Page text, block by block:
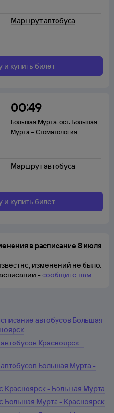
Маршрут автобуса
и купить билет
00:49
Большая Мурта, ост. Большая
Мурта – Стоматология
Маршрут автобуса
и купить билет
в расписание 8 июля
изменений не было.
-сообщите нам
автобусов Большая
Красноярск -
Большая Мурта -
Красноярск - Большая Мурта
Большая Мурта - Красноярск